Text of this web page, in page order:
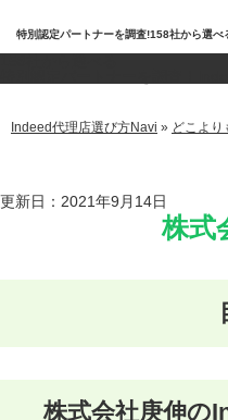
特別認定パートナーを調査!158社から選べ
Indeed代理店選び方Navi » どこよ
更新日：2021年9月14日
株式
株式会社庚伸の